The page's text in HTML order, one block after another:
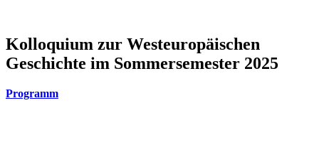
Kolloquium zur Westeuropäischen
Geschichte im Sommersemester 2025
Programm